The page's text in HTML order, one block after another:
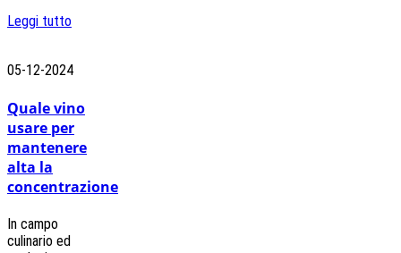
Leggi tutto
05-12-2024
Quale vino
usare per
mantenere
alta la
concentrazione
In campo
culinario ed